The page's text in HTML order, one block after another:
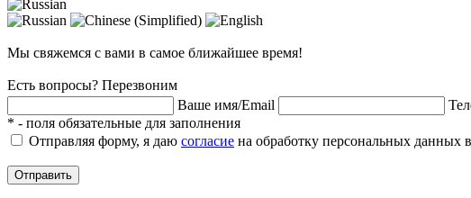
Мы свяжемся с вами в самое ближайшее время!
Есть вопросы? Перезвоним
Ваше имя/Email
* - поля обязательные для заполнения
Отправляя форму, я даю согласие на обработку персональных данных
Отправить